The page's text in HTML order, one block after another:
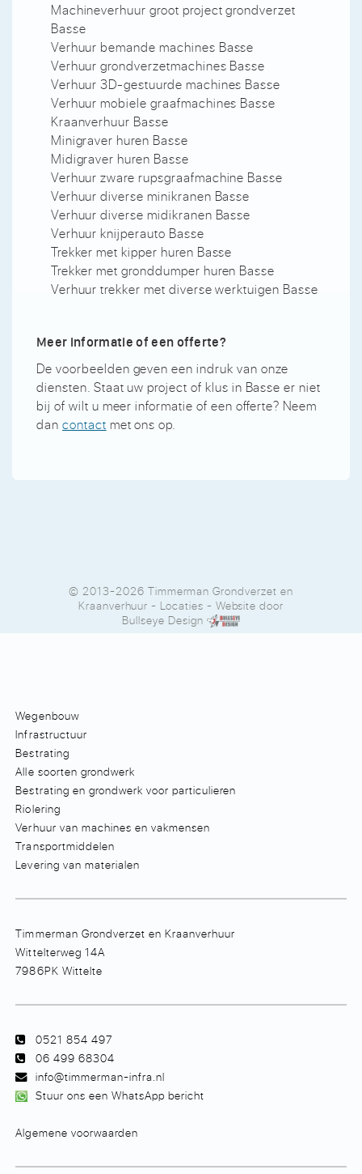
Machineverhuur groot project grondverzet
Basse
Verhuur bemande machines Basse
Verhuur grondverzetmachines Basse
Verhuur 3D-gestuurde machines Basse
Verhuur mobiele graafmachines Basse
Kraanverhuur Basse
Minigraver huren Basse
Midigraver huren Basse
Verhuur zware rupsgraafmachine Basse
Verhuur diverse minikranen Basse
Verhuur diverse midikranen Basse
Verhuur knijperauto Basse
Trekker met kipper huren Basse
Trekker met gronddumper huren Basse
Verhuur trekker met diverse werktuigen Basse
Meer informatie of een offerte?
De voorbeelden geven een indruk van onze
diensten. Staat uw project of klus in Basse er niet
bij of wilt u meer informatie of een offerte? Neem
dan contact met ons op.
© 2013-2026 Timmerman Grondverzet en
Kraanverhuur- Locaties - Website door
Bullseye Design
Wegenbouw
Infrastructuur
Bestrating
Alle soorten grondwerk
Bestrating en grondwerk voor particulieren
Riolering
Verhuur van machines en vakmensen
Transportmiddelen
Levering van materialen
Timmerman Grondverzet en Kraanverhuur
Wittelterweg 14A
7986PK Wittelte
0521 854 497
06 499 68304
info@timmerman-infra.nl
Stuur ons een WhatsApp bericht
Algemene voorwaarden